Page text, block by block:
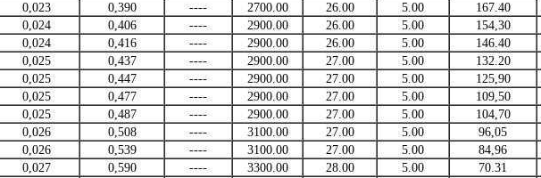
0,023 0,390 ---- 2700.00 26.00 5.00 167.40
0,024 0,406 ---- 2900.00 26.00 5.00 154,30
0,024 0,416 ---- 2900.00 26.00 5.00 146.40
0,025 0,437 ---- 2900.00 27.00 5.00 132.20
0,025 0,447 ---- 2900.00 27.00 5.00 125,90
0,025 0,477 ---- 2900.00 27.00 5.00 109,50
0,025 0,487 ---- 2900.00 27.00 5.00 104,70
0,026 0,508 ---- 3100.00 27.00 5.00 96,05
0,026 0,539 ---- 3100.00 27.00 5.00 84,96
0,027 0,590 ---- 3300.00 28.00 5.00 70.31